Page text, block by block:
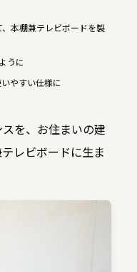
本棚兼テレビボードを製
うに
やすい仕様に
を、お住まいの建
レビボードに生ま